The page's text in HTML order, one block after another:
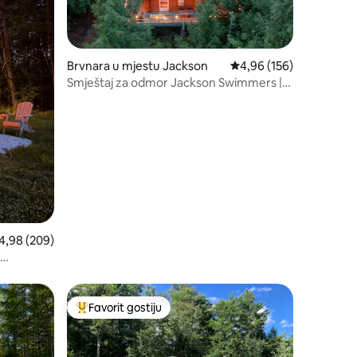
ocjena 4,98 od 5, recenzija: 209
(209)
Brvnara u mjestu Jackson prosječna ocjena 4,96
4,96 (156)
Smještaj za odmor Jackson Swimmers |
Glavni favorit gostiju
Favorit gostiju